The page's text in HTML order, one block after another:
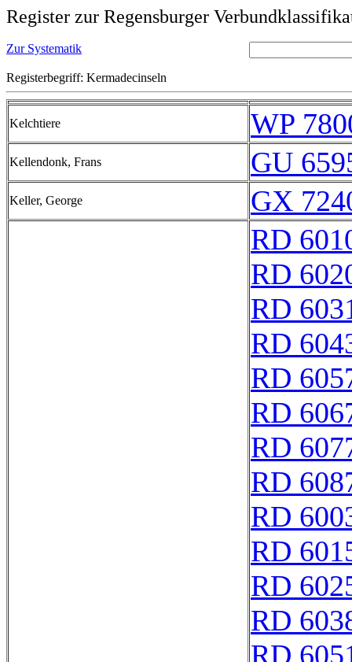
Register zur Regensburger
Zur Systematik
Registerbegriff: Kermadecinseln
Kelchtiere WP
Kellendonk, Frans GU
Keller, George
GX
RD
RD
RD
RD
RD
RD
RD
RD
RD
RD
RD
RD
RD